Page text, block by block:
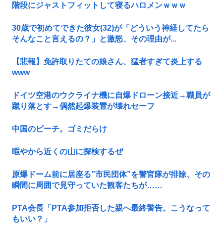
階段にジャストフィットして寝るハロメンｗｗｗ
30歳で初めてできた彼女(32)が「どういう神経してたら
そんなこと言えるの？」と激怒、その理由が...
【悲報】免許取りたての娘さん、猛者すぎて炎上する
www
ドイツ空港のウクライナ機に自爆ドローン接近→職員が
蹴り落とす→偶然起爆装置が壊れセーフ
中国のビーチ。ゴミだらけ
暇やから近くの山に探検するぜ
原爆ドーム前に居座る”市民団体”を警官隊が排除、その
瞬間に周囲で見守っていた観客たちが……
PTA会長「PTA参加拒否した親へ最終警告。こうなって
もいい？」